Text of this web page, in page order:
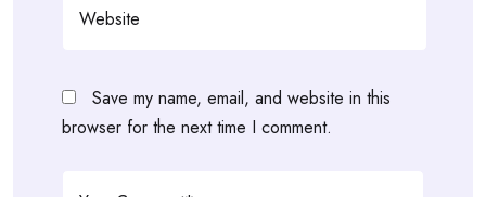
Save my name, email, and website in this
browser for the next time I comment.